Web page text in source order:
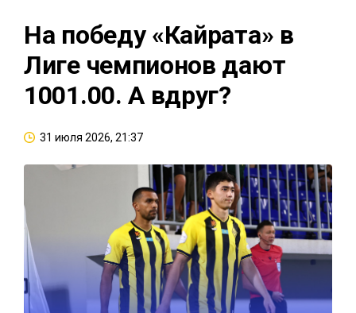
На победу «Кайрата» в
Лиге чемпионов дают
1001.00. А вдруг?
31 июля 2026, 21:37